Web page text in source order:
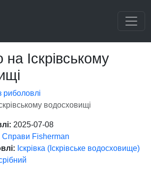
Іскрівському
риболовлі
водосховищі
2025-07-08
Справи Fisherman
Іскрівка (Іскрівське водосховище)